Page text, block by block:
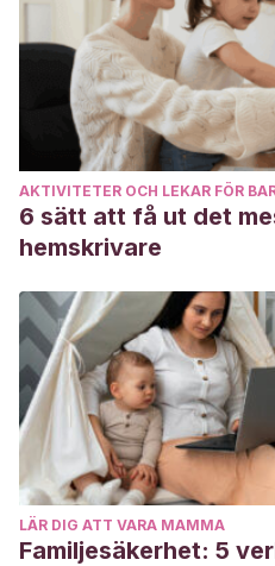
AKTIVITETER OCH LEKAR FÖR
6 sätt att få ut det
hemskrivare
LÄR DIG ATT VARA MAMMA
Familjesäkerhet: 5